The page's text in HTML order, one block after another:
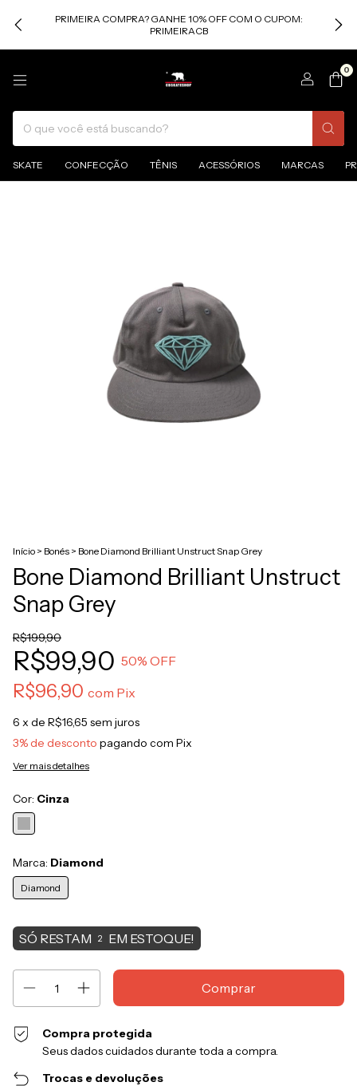
PRIMEIRA COMPRA? GANHE 10% OFF COM O CUPOM:
PRIMEIRACB
0
SKATE CONFECÇÃO TÊNIS ACESSÓRIOS MARCAS
Início > Bonés > Bone Diamond Brilliant Unstruct Snap Grey
Bone Diamond Brilliant Unstruct
Snap Grey
R$199,90
R$99,90 50% OFF
R$96,90 com Pix
6 x de R$16,65 sem juros
3% de desconto pagando com Pix
Ver mais detalhes
Cor: Cinza
Marca: Diamond
Diamond
SÓ RESTAM 2 EM ESTOQUE!
Compra protegida
Seus dados cuidados durante toda a compra.
Trocas e devoluções